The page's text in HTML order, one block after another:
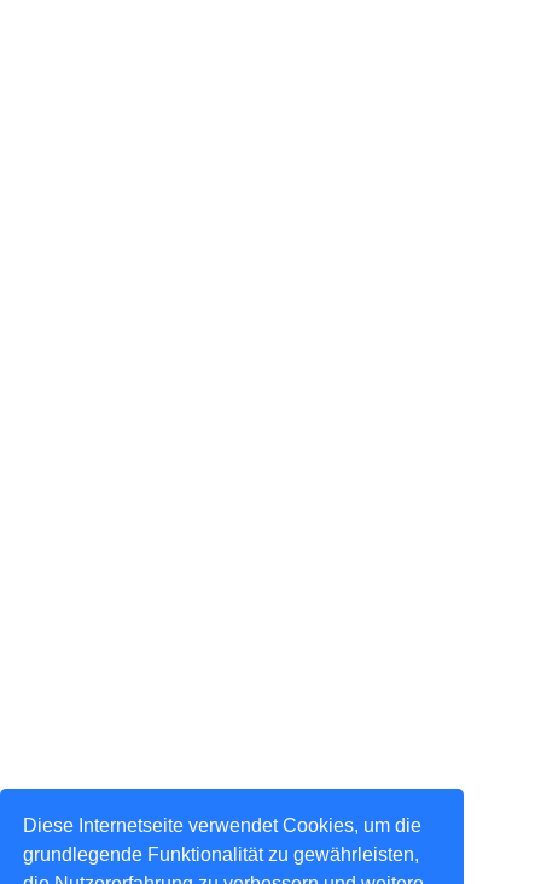
Diese Internetseite verwendet Cookies, um die
grundlegende Funktionalität zu gewährleisten,